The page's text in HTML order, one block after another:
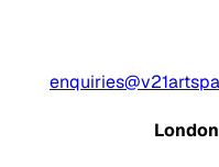
London